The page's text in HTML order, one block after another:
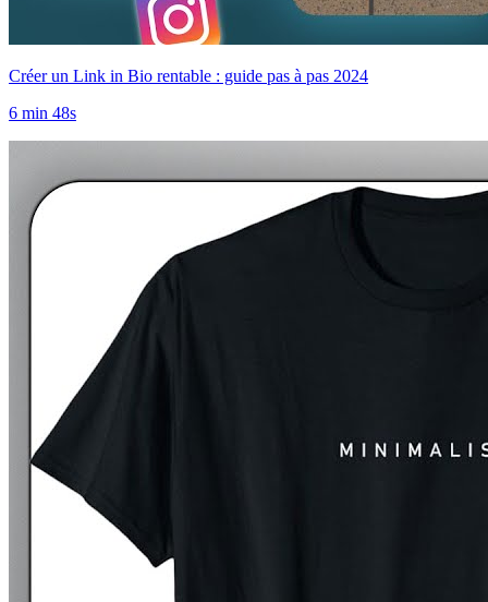
Créer un Link in Bio rentable : guide pas à pas 2024
6 min 48s